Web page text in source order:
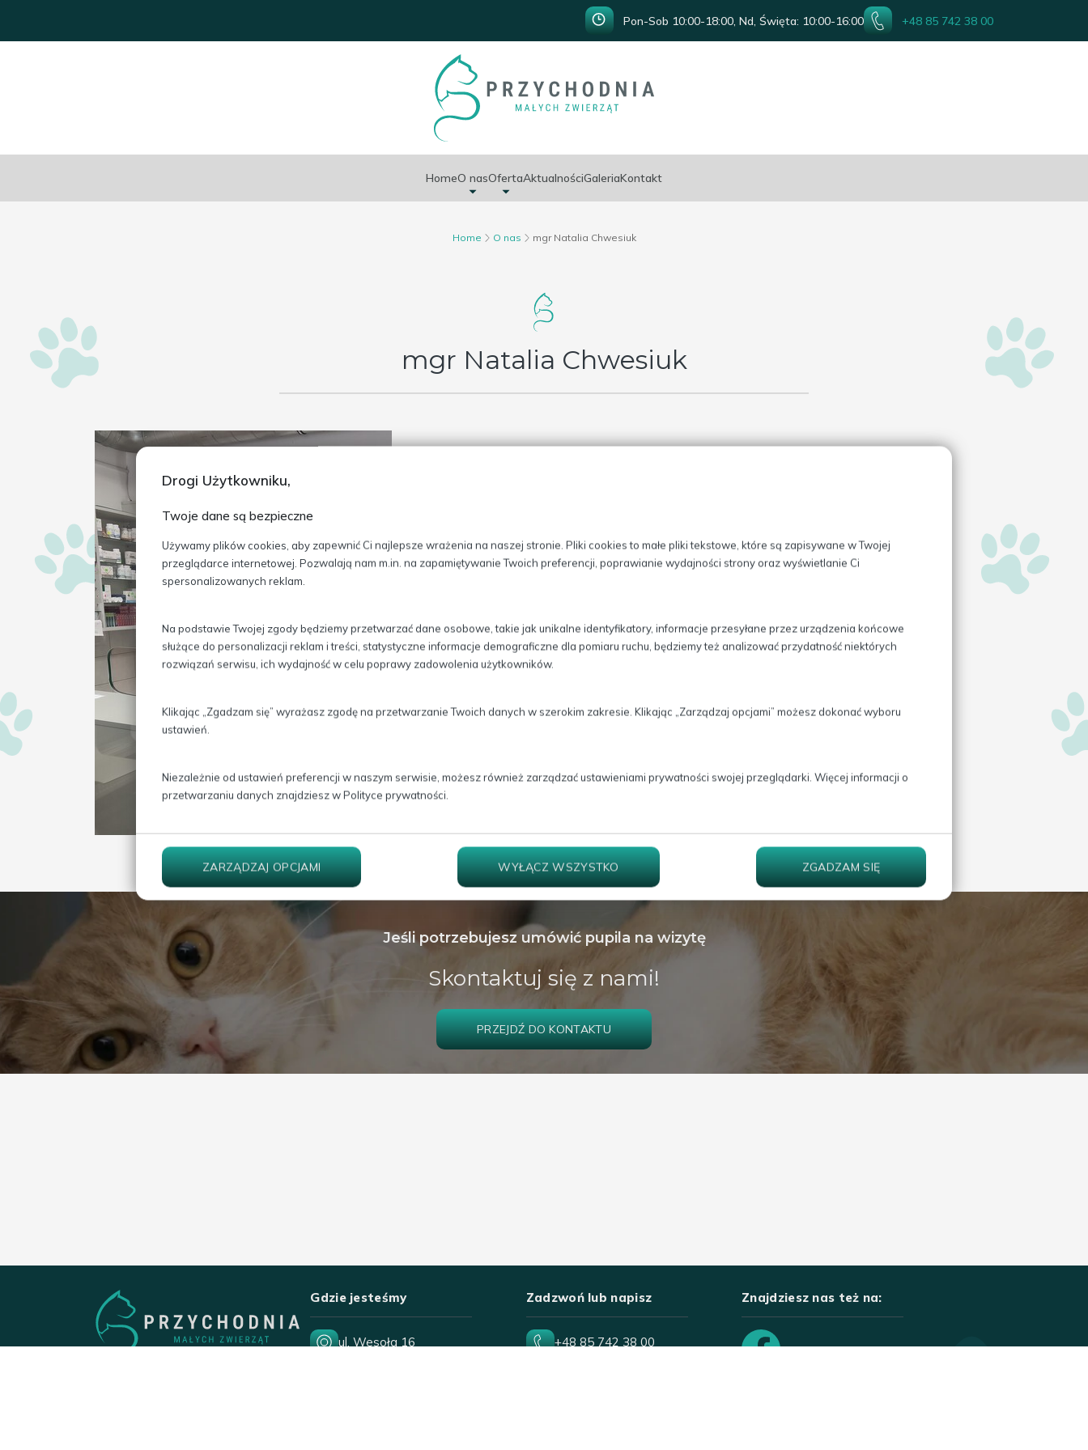
Drogi Użytkowniku,
Twoje dane są bezpieczne
Używamy plików cookies, aby zapewnić Ci najlepsze wrażenia na naszej stronie. Pliki cookies to małe pliki tekstowe, które są zapisywane w Twojej
przeglądarce internetowej. Pozwalają nam m.in. na zapamiętywanie Twoich preferencji, poprawianie wydajności strony oraz wyświetlanie Ci
spersonalizowanych reklam.
Na podstawie Twojej zgody będziemy przetwarzać dane osobowe, takie jak unikalne identyfikatory, informacje przesyłane przez urządzenia końcowe
służące do personalizacji reklam i treści, statystyczne informacje demograficzne dla pomiaru ruchu, będziemy też analizować przydatność niektórych
rozwiązań serwisu, ich wydajność w celu poprawy zadowolenia użytkowników.
Klikając „Zgadzam się” wyrażasz zgodę na przetwarzanie Twoich danych w szerokim zakresie. Klikając „Zarządzaj opcjami” możesz dokonać wyboru
ustawień.
Niezależnie od ustawień preferencji w naszym serwisie, możesz również zarządzać ustawieniami prywatności swojej przeglądarki. Więcej informacji o
przetwarzaniu danych znajdziesz wPolityce prywatności.
ZARZĄDZAJ OPCJAMI WYŁĄCZ WSZYSTKO ZGADZAM SIĘ
Pon-Sob 10:00-18:00, Nd, Święta: 10:00-16:00 +48 85 742 38 00
HomeO nasOfertaAktualnościGaleriaKontakt
Home O nas mgr Natalia Chwesiuk
mgr Natalia Chwesiuk
Jeśli potrzebujesz umówić pupila na wizytę
Skontaktuj się z nami!
PRZEJDŹ DO KONTAKTU
Gdzie jesteśmy
ul. Wesoła 16
Zadzwoń lub napisz
+48 85 742 38 00
Znajdziesz nas też na: